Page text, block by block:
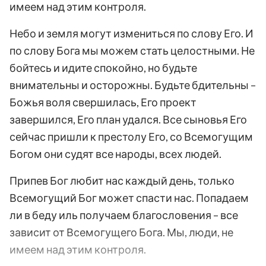
имеем над этим контроля.
Небо и земля могут измениться по слову Его. И
по слову Бога мы можем стать целостными. Не
бойтесь и идите спокойно, но будьте
внимательны и осторожны. Будьте бдительны –
Божья воля свершилась, Его проект
завершился, Его план удался. Все сыновья Его
сейчас пришли к престолу Его, со Всемогущим
Богом они судят все народы, всех людей.
Припев Бог любит нас каждый день, только
Всемогущий Бог может спасти нас. Попадаем
ли в беду иль получаем благословения – все
зависит от Всемогущего Бога. Мы, люди, не
имеем над этим контроля.